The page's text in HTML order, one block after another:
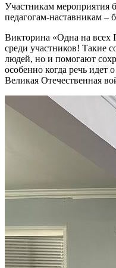
Участникам мероприятия
педагогам-наставникам –
Викторина «Одна на всех
среди участников! Такие
людей, но и помогают
особенно когда речь идет
Великая Отечественная